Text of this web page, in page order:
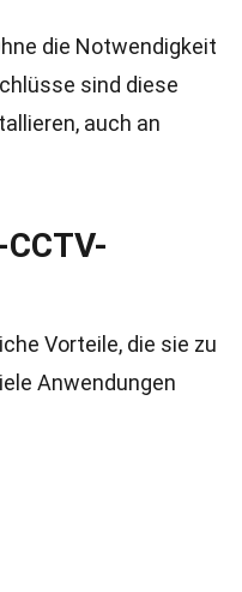
die Notwendigkeit
sind diese
auch an
Vorteile, die sie zu
Anwendungen